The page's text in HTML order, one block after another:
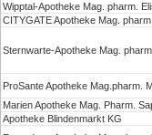
Wipptal-Apotheke Mag. pharm.
CITYGATE Apotheke Mag.
Sternwarte-Apotheke Mag.
ProSante Apotheke Mag.pharm.
Marien Apotheke Mag. Pharm.
Apotheke Blindenmarkt KG